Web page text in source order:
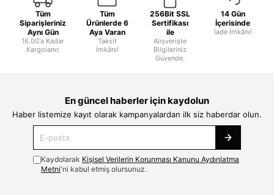
Tüm
Siparişleriniz
Aynı Gün
16.00'a Kadar
Kargolanır.
Tüm
Ürünlerde 6
Aya Varan
Taksit
İmkânı!
256Bit SSL
Sertifikası
ile
Alışverişte
Bilgileriniz
Güvende.
14 Gün
İçerisinde
İade İmkânı!
En güncel haberler için kaydolun
Haber listemize kayıt olarak kampanyalardan ilk siz haberdar olun.
Kaydolarak Kişisel Verilerin Korunması Kanunu Aydınlatma
Metni'ni kabul etmiş olursunuz.